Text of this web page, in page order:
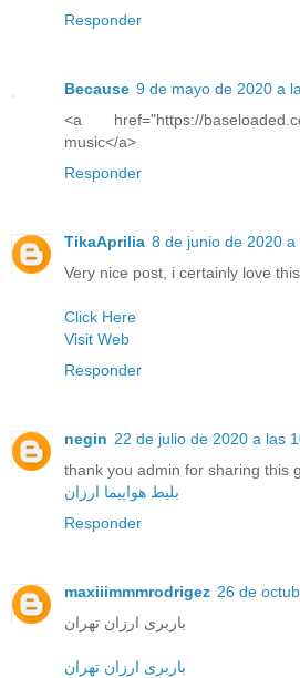
Responder
Because 9 de mayo de 2020 a
<a href="https://
music</a>
Responder
TikaAprilia 8 de junio de 2020 a
Very nice post, i certainly love
Click Here
Visit Web
Responder
negin 22 de julio de 2020 a las
thank you admin for sharing this
بلیط هواپیما ارزان
Responder
maxiiimmmrodrigez 26 de
باربری ارزان تهران
باربری ارزان تهران